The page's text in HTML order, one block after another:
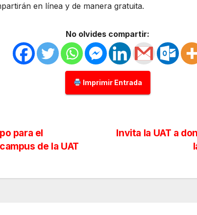
en línea y de manera gratuita.
No olvides compartir:
Imprimir Entrada
Invita la UAT a
para el
de la UAT